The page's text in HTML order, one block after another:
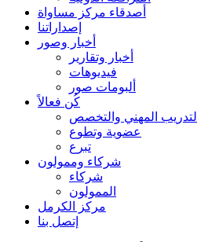
أصدقاء مركز مساواة
إصداراتنا
أخبار وصور
أخبار وتقارير
فيديوهات
ألبومات صور
كُن فعالاً
التدريب المهني والتخصص
عضوية وتطوع
تبرع
شركاء وممولون
شركاء
الممولون
مركز الكرمل
إتصل بنا